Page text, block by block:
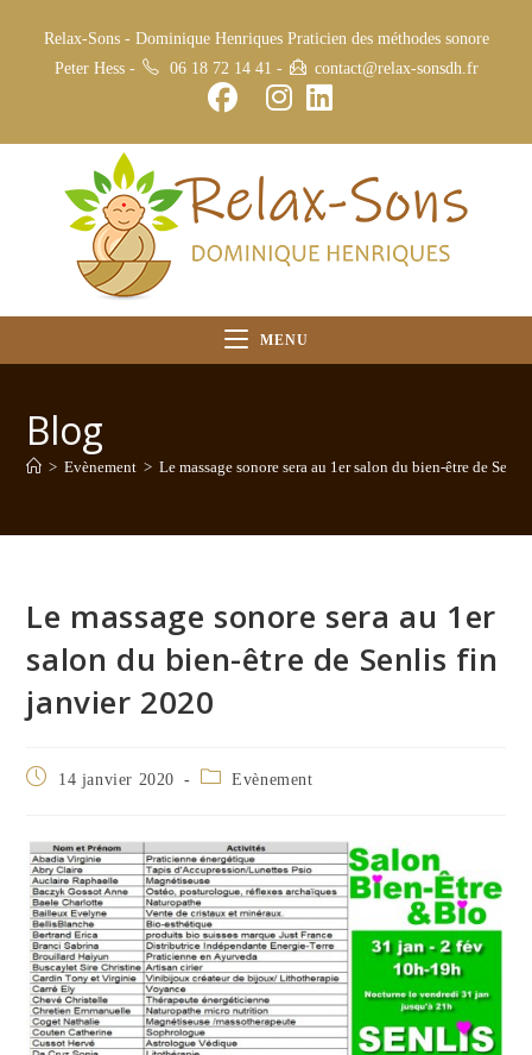
Relax-Sons - Dominique Henriques Praticien des méthodes sonore
Peter Hess -
06 18 72 14 41 - contact@relax-sonsdh.fr
MENU
Blog
> Evènement > Le massage sonore sera au 1er salon du bien-être de
Le massage sonore sera au 1er
salon du bien-être de Senlis fin
janvier 2020
14 janvier 2020 Evènement